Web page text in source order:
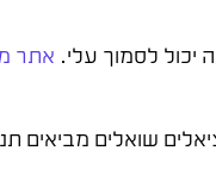
יכול לסמוך עלי. אתר
שואלים מביאים